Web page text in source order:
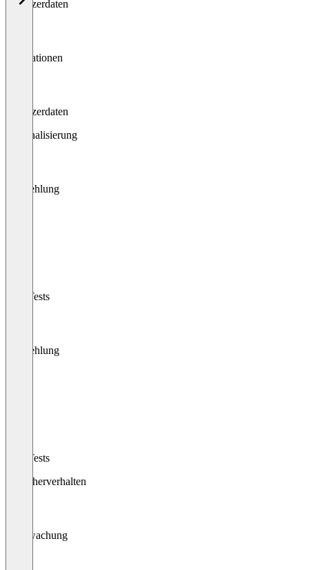
Benutzerdaten
Integrationen
Benutzerdaten
Personalisierung
Empfehlung
A/B-Tests
Empfehlung
A/B-Tests
Besucherverhalten
Überwachung